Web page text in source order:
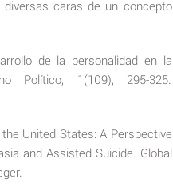
caras de un concepto
de la personalidad en la
Político, 1(109), 295-325.
United States: A Perspective
and Assisted Suicide. Global